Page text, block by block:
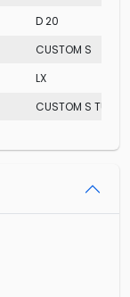
D 20
CUSTOM S
LX
CUSTOM S TURBO